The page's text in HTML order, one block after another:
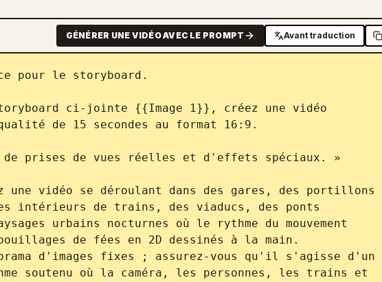
GÉNÉRER UNE VIDÉO AVEC LE PROMPT Avant traduction
pour le storyboard.
ci-jointe {{Image 1}}, créez une vidéo
de 15 secondes au format 16:9.
de prises de vues réelles et d'effets spéciaux. »
une vidéo se déroulant dans des gares, des portillons
intérieurs de trains, des viaducs, des ponts
urbains nocturnes où le rythme du mouvement
de fées en 2D dessinés à la main.
d'images fixes ; assurez-vous qu'il s'agisse d'un
soutenu où la caméra, les personnes, les trains et